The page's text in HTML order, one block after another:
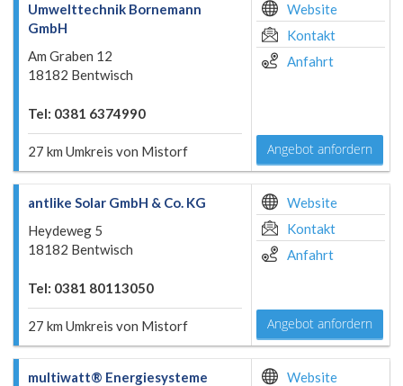
Umwelttechnik Bornemann
GmbH
Am Graben 12
18182 Bentwisch
Tel: 0381 6374990
27 km Umkreis von Mistorf
Website
Kontakt
Anfahrt
Angebot anfordern
antlike Solar GmbH & Co. KG
Heydeweg 5
18182 Bentwisch
Tel: 0381 80113050
27 km Umkreis von Mistorf
Website
Kontakt
Anfahrt
Angebot anfordern
multiwatt® Energiesysteme
Website